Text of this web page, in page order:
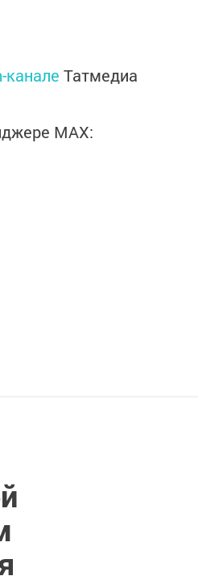
канале Татмедиа
MАХ: